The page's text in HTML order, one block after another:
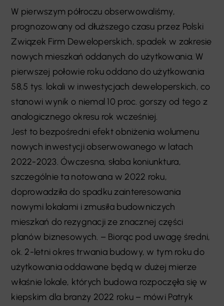
W pierwszym półroczu obserwowaliśmy,
prognozowany od dłuższego czasu przez Polski
Związek Firm Deweloperskich, spadek w zakresie
nowych mieszkań oddanych do użytkowania. W
pierwszej połowie roku oddano do użytkowania
58,5 tys. lokali w inwestycjach deweloperskich, co
stanowi wynik o niemal 10 proc. gorszy od tego z
analogicznego okresu rok wcześniej.
Jest to bezpośredni efekt obniżenia wolumenu
nowych inwestycji obserwowanego w latach
2022-2023. Ówczesna, słaba koniunktura,
szczególnie ta notowana w 2022 roku,
doprowadziła do spadku zainteresowania
nowymi lokalami i zmusiła budowniczych
mieszkań do rezygnacji ze znacznej części
planów biznesowych. – Biorąc pod uwagę średni,
ok. 2-letni okres trwania budowy, w tym roku do
użytkowania oddawane będą w dużej mierze
właśnie lokale, których budowa rozpoczęła się w
kiepskim dla branży 2022 roku – mówi Patryk